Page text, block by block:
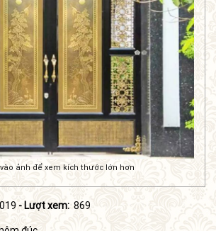
ảnh để xem kích thước lớn hơn
- Lượt xem: 869